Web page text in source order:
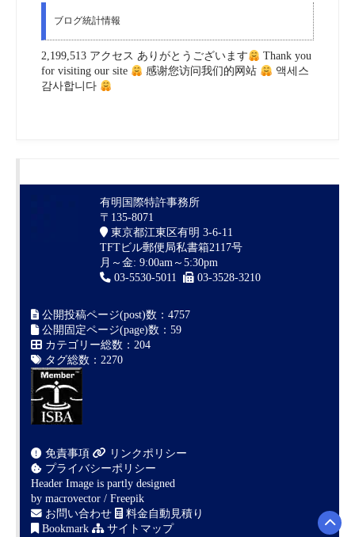
ブログ統計情報
2,199,513 アクセス ありがとうございます
Thank you
for visiting our site
感谢您访问我们的网站
액세스
감사합니다
有明国際特許事務所
〒135-8071
東京都江東区有明 3-6-11
TFTビル郵便局私書箱2117号
月～金: 9:00am～5:30pm
03-5530-5011
03-3528-3210
公開投稿ページ(post)数：4757
公開固定ページ(page)数：59
カテゴリー総数：204
タグ総数：2270
免責事項
リンクポリシー
プライバシーポリシー
Header Image is partly designed
by macrovector / Freepik
お問い合わせ
料金自動見積り
Bookmark
サイトマップ